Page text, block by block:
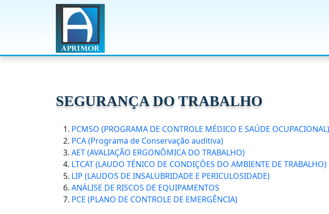
SEGURANÇA DO TRABALHO
PCMSO (PROGRAMA DE CONTROLE MÉDICO E SAÚDE OCUPACIONAL)
PCA (Programa de Conservação auditiva)
AET (AVALIAÇÃO ERGONÔMICA DO TRABALHO)
LTCAT (LAUDO TÉNICO DE CONDIÇÔES DO AMBIENTE DE TRABALHO)
LIP (LAUDOS DE INSALUBRIDADE E PERICULOSIDADE)
ANÁLISE DE RISCOS DE EQUIPAMENTOS
PCE (PLANO DE CONTROLE DE EMERGÊNCIA)